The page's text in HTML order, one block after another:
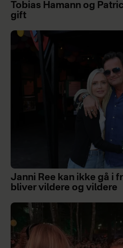
Tobias Hamann og
gift
Janni Ree kan ikke gå i
bliver vildere og vildere